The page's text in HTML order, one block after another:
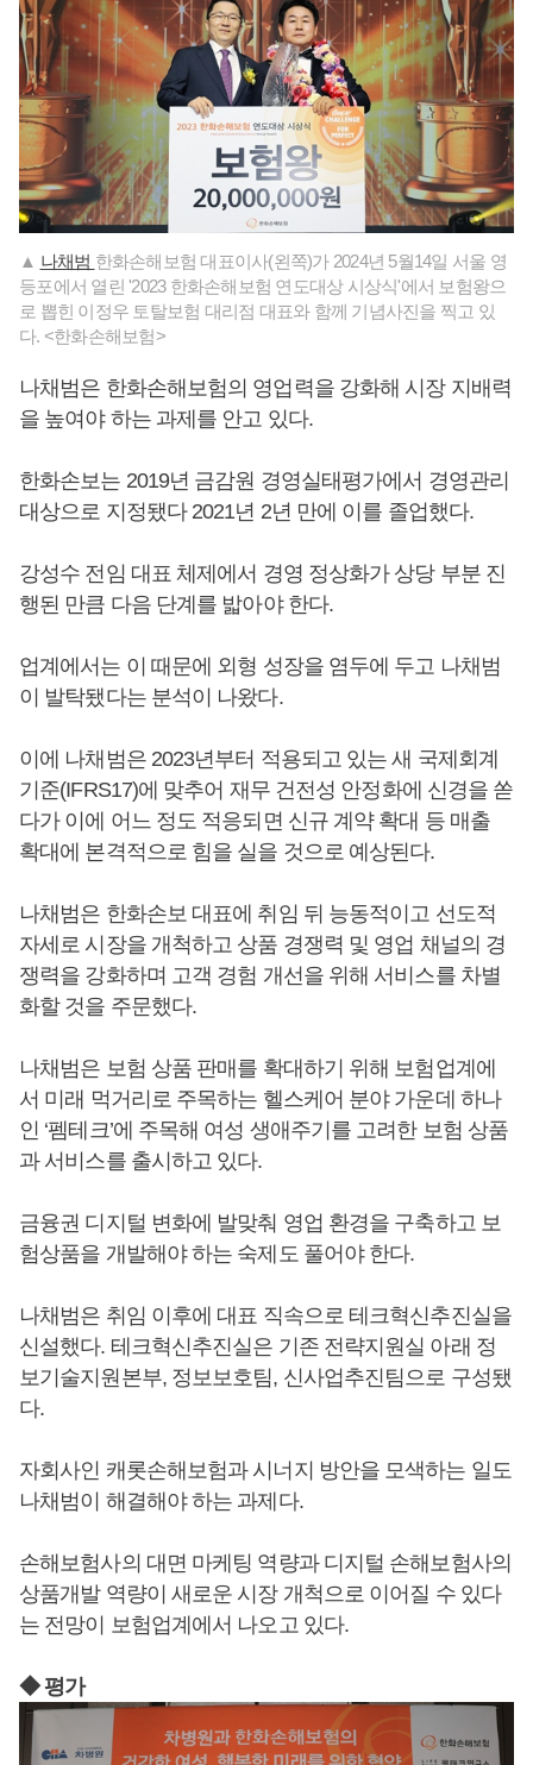
▲ 나채범 한화손해보험 대표이사(왼쪽)가 2024년 5월14일 서울 영
등포에서 열린 '2023 한화손해보험 연도대상 시상식'에서 보험왕으
로 뽑힌 이정우 토탈보험 대리점 대표와 함께 기념사진을 찍고 있
다. <한화손해보험>
나채범은 한화손해보험의 영업력을 강화해 시장 지배력
을 높여야 하는 과제를 안고 있다.
한화손보는 2019년 금감원 경영실태평가에서 경영관리
대상으로 지정됐다 2021년 2년 만에 이를 졸업했다.
강성수 전임 대표 체제에서 경영 정상화가 상당 부분 진
행된 만큼 다음 단계를 밟아야 한다.
업계에서는 이 때문에 외형 성장을 염두에 두고 나채범
이 발탁됐다는 분석이 나왔다.
이에 나채범은 2023년부터 적용되고 있는 새 국제회계
기준(IFRS17)에 맞추어 재무 건전성 안정화에 신경을 쏟
다가 이에 어느 정도 적응되면 신규 계약 확대 등 매출
확대에 본격적으로 힘을 실을 것으로 예상된다.
나채범은 한화손보 대표에 취임 뒤 능동적이고 선도적
자세로 시장을 개척하고 상품 경쟁력 및 영업 채널의 경
쟁력을 강화하며 고객 경험 개선을 위해 서비스를 차별
화할 것을 주문했다.
나채범은 보험 상품 판매를 확대하기 위해 보험업계에
서 미래 먹거리로 주목하는 헬스케어 분야 가운데 하나
인 ‘펨테크’에 주목해 여성 생애주기를 고려한 보험 상품
과 서비스를 출시하고 있다.
금융권 디지털 변화에 발맞춰 영업 환경을 구축하고 보
험상품을 개발해야 하는 숙제도 풀어야 한다.
나채범은 취임 이후에 대표 직속으로 테크혁신추진실을
신설했다. 테크혁신추진실은 기존 전략지원실 아래 정
보기술지원본부, 정보보호팀, 신사업추진팀으로 구성됐
다.
자회사인 캐롯손해보험과 시너지 방안을 모색하는 일도
나채범이 해결해야 하는 과제다.
손해보험사의 대면 마케팅 역량과 디지털 손해보험사의
상품개발 역량이 새로운 시장 개척으로 이어질 수 있다
는 전망이 보험업계에서 나오고 있다.
◆ 평가